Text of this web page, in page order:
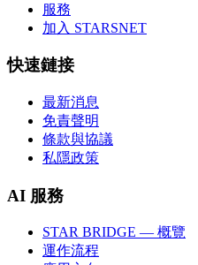
服務
加入 STARSNET
快速鏈接
最新消息
免責聲明
條款與協議
私隱政策
AI 服務
STAR BRIDGE — 概覽
運作流程